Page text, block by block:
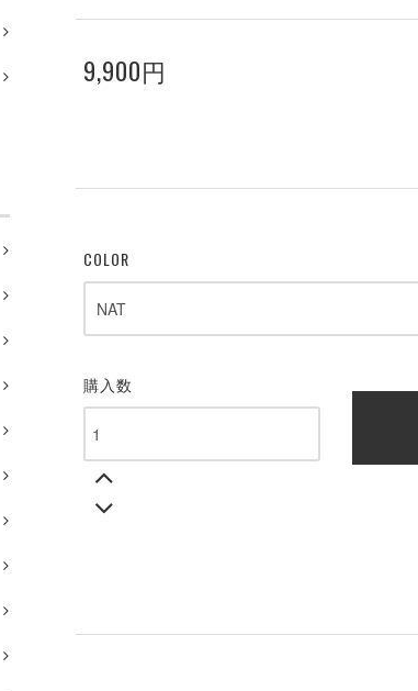
9,900円
COLOR
購入数